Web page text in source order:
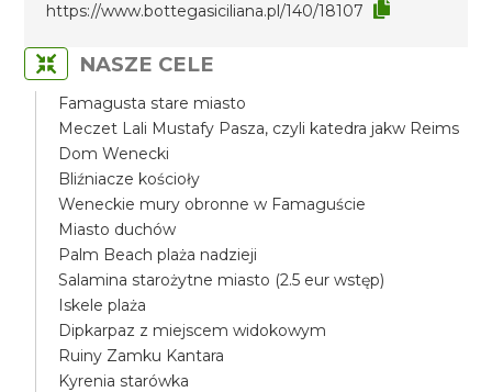
https://www.bottegasiciliana.pl/140/18107
NASZE CELE
Famagusta stare miasto
Meczet Lali Mustafy Pasza, czyli katedra jakw Reims
Dom Wenecki
Bliźniacze kościoły
Weneckie mury obronne w Famaguście
Miasto duchów
Palm Beach plaża nadzieji
Salamina starożytne miasto (2.5 eur wstęp)
Iskele plaża
Dipkarpaz z miejscem widokowym
Ruiny Zamku Kantara
Kyrenia starówka